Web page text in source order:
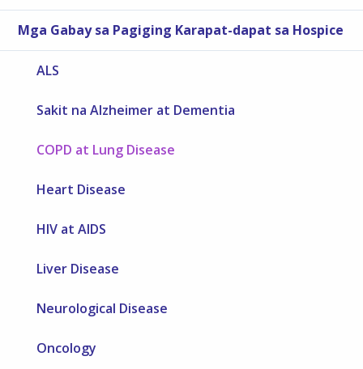
Mga Gabay sa Pagiging Karapat-dapat sa Hospice
ALS
Sakit na Alzheimer at Dementia
COPD at Lung Disease
Heart Disease
HIV at AIDS
Liver Disease
Neurological Disease
Oncology